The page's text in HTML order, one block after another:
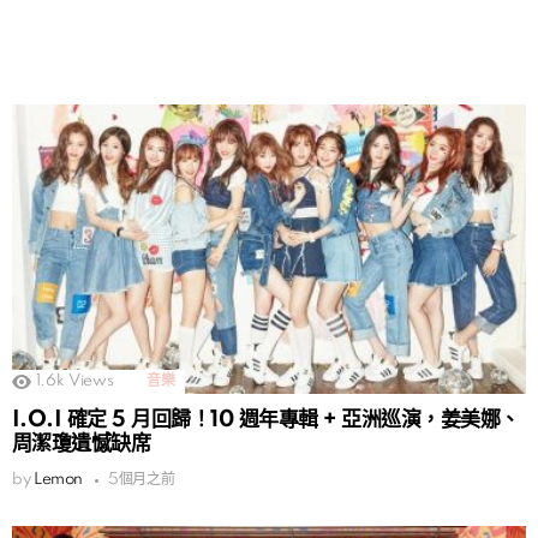
1.6k Views 音樂
I.O.I 確定 5 月回歸！10 週年專輯 + 亞洲巡演，姜美娜、
周潔瓊遺憾缺席
by Lemon 5個月之前